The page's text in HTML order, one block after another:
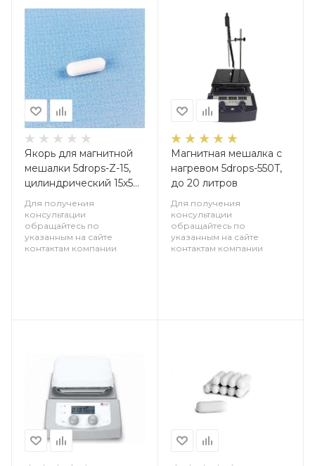
Якорь для магнитной
мешалки 5drops-Z-15,
цилиндрический 15х5
мм, фторопласт
Для получения
консультации
обращайтесь по
указанным на сайте
контактам компании
Магнитная мешалка с
нагревом 5drops-550T,
до 20 литров
Для получения
консультации
обращайтесь по
указанным на сайте
контактам компании